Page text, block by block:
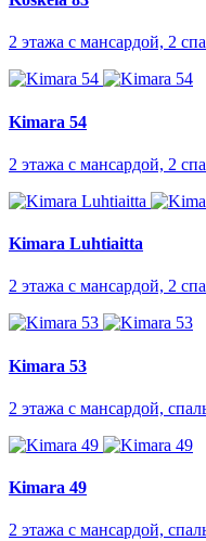
2 этажа с мансардой, 2
Kimara 54
2 этажа с мансардой, 2
Kimara Luhtiaitta
2 этажа с мансардой, 2
Kimara 53
2 этажа с мансардой,
Kimara 49
2 этажа с мансардой,